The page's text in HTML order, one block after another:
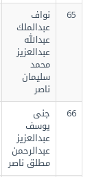
نواف
عبدالملك
عبدالله
عبدالعزيز
محمد
سليمان
جنى
يوسف
عبدالعزيز
عبدالرحمن
مطلق ناصر